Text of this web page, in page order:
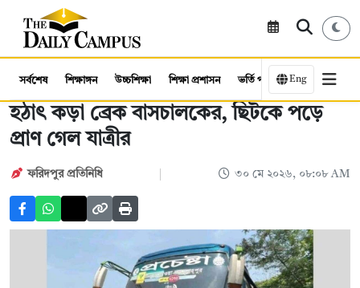
সর্বশেষ শিক্ষাঙ্গন উচ্চশিক্ষা শিক্ষা প্রশাসন ভর্তি পরীক্ষা কর্মসংস্থান
Eng
হঠাৎ কড়া ব্রেক বাসচালকের, ছিটকে পড়ে
প্রাণ গেল যাত্রীর
ফরিদপুর প্রতিনিধি ৩০ মে ২০২৬, ০৮:০৮ AM